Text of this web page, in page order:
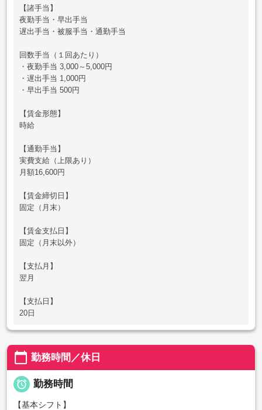
【諸手当】
夜勤手当・早出手当
遅出手当・被服手当・通勤手当
回数手当（１回あたり）
・夜勤手当 3,000～5,000円
・遅出手当 1,000円
・早出手当 500円
【賃金形態】
時給
【通勤手当】
実費支給（上限あり）
月額16,600円
【賃金締切日】
固定（月末）
【賃金支払日】
固定（月末以外）
【支払月】
翌月
【支払日】
20日
calendar_today 勤務時間／休日
 勤務時間
【基本シフト】